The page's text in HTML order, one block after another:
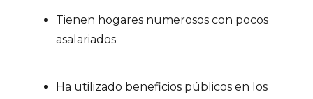
Tienen hogares numerosos con pocos
asalariados
Ha utilizado beneficios públicos en los